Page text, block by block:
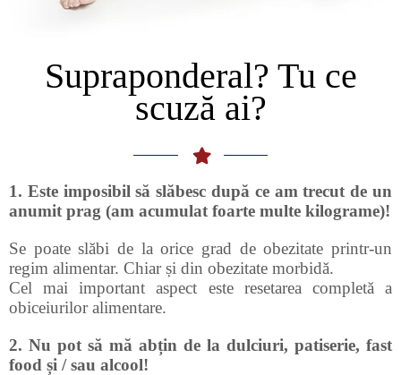
Supraponderal? Tu ce
scuză ai?
1. Este imposibil să slăbesc după ce am trecut de un
anumit prag (am acumulat foarte multe kilograme)!
Se poate slăbi de la orice grad de obezitate printr-un
regim alimentar. Chiar și din obezitate morbidă.
Cel mai important aspect este resetarea completă a
obiceiurilor alimentare.
2. Nu pot să mă abțin de la dulciuri, patiserie, fast
food și / sau alcool!